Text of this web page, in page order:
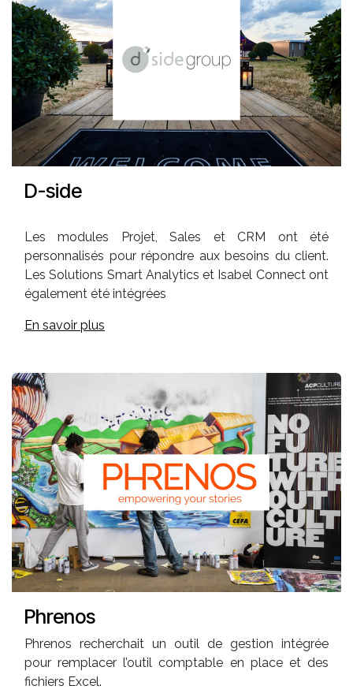
D-side
Les modules Projet, Sales et CRM ont été
personnalisés pour répondre aux besoins du client.
Les Solutions Smart Analytics et Isabel Connect ont
également été intégrées
En savoir plus
Phrenos
Phrenos recherchait un outil de gestion intégrée
pour remplacer l’outil comptable en place et des
fichiers Excel.